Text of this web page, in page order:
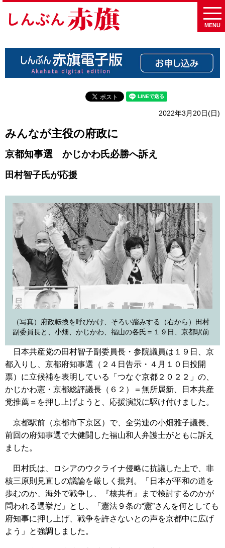
MENU
2022年3月20日(日)
みんなが主役の府政に
京都知事選 かじかわ氏必勝へ訴え
田村智子氏が応援
（写真）府政転換を呼びかけ、そろい踏みする（右から）田村
副委員長と、小畑、かじかわ、福山の各氏＝１９日、京都駅前
日本共産党の田村智子副委員長・参院議員は１９日、京
都入りし、京都府知事選（２４日告示・４月１０日投開
票）に立候補を表明している「つなぐ京都２０２２」の、
かじかわ憲・京都総評議長（６２）＝無所属新、日本共産
党推薦＝を押し上げようと、応援演説に駆け付けました。
京都駅前（京都市下京区）で、全労連の小畑雅子議長、
前回の府知事選で大健闘した福山和人弁護士がともに訴え
ました。
田村氏は、ロシアのウクライナ侵略に抗議した上で、非
核三原則見直しの議論を厳しく批判。「日本が平和の道を
歩むのか、海外で戦争し、『核共有』まで検討するのかが
問われる選挙だ」とし、「憲法９条の“憲”さんを何としても
府知事に押し上げ、戦争を許さないとの声を京都中に広げ
よう」と強調しました。